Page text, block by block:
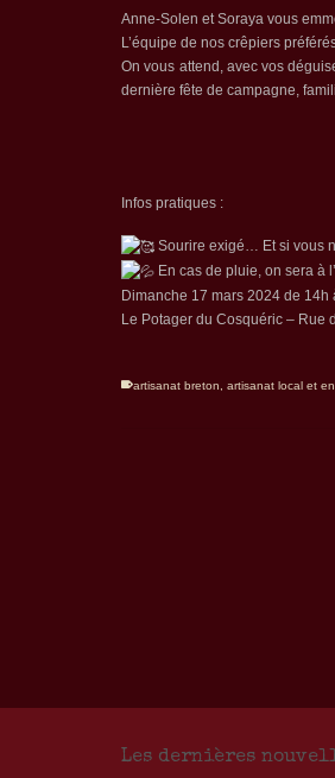
Anne-Solen et Soraya vous
L’équipe de nos crêpiers
On vous attend, avec vos
dernière fête de campagne,
Infos pratiques :
Sourire exigé… Et si vous
En cas de pluie, on sera à
Dimanche 17 mars 2024 de 14h
Le Potager du Cosquéric – Rue
artisanat breton artisanat local et
Les dernières